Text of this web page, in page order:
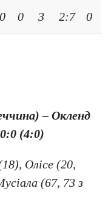
0 0 3 2:7 0
– Окленд
(4:0)
Олісе (20,
(67, 73 з